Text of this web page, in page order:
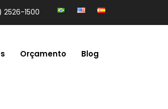
2526-1500
Orçamento Blog